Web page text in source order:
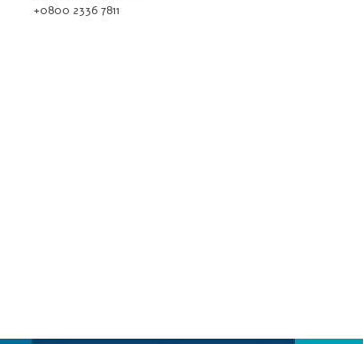
+0800 2336 7811